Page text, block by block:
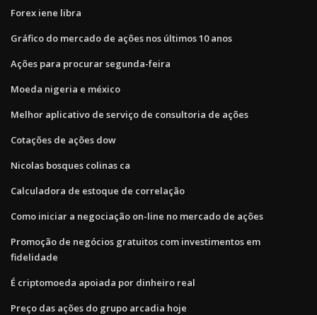
Forex iene libra
Gráfico do mercado de ações nos últimos 10 anos
Ações para procurar segunda-feira
Moeda nigeria e méxico
Melhor aplicativo de serviço de consultoria de ações
Cotações de ações dow
Nicolas bosques colinas ca
Calculadora de estoque de correlação
Como iniciar a negociação on-line no mercado de ações
Promoção de negócios gratuitos com investimentos em
fidelidade
É criptomoeda apoiada por dinheiro real
Preço das ações do grupo arcadia hoje